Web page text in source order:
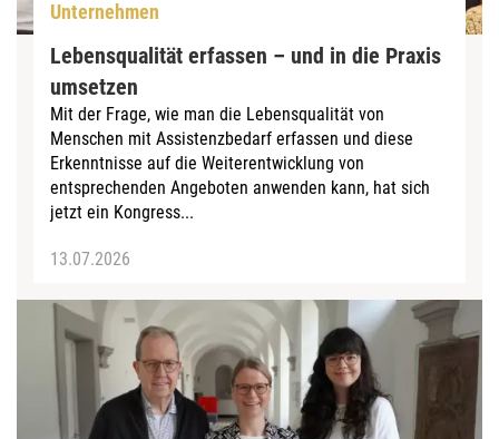
Unternehmen
Lebensqualität erfassen – und in die Praxis
umsetzen
Mit der Frage, wie man die Lebensqualität von
Menschen mit Assistenzbedarf erfassen und diese
Erkenntnisse auf die Weiterentwicklung von
entsprechenden Angeboten anwenden kann, hat sich
jetzt ein Kongress...
13.07.2026